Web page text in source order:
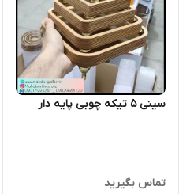
سینی 5 تیکه چوبی پایه دار
تماس بگیرید